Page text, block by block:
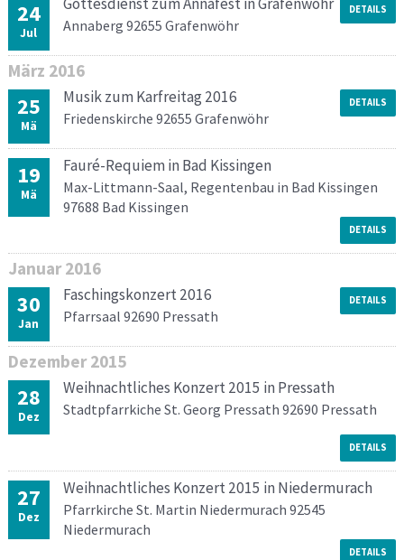
24
Jul
Gottesdienst zum Annafest in Grafenwöhr
Annaberg 92655 Grafenwöhr
DETAILS
März 2016
25
Mä
Musik zum Karfreitag 2016
Friedenskirche 92655 Grafenwöhr
DETAILS
19
Mä
Fauré-Requiem in Bad Kissingen
Max-Littmann-Saal, Regentenbau in Bad Kissingen
97688 Bad Kissingen
DETAILS
Januar 2016
30
Jan
Faschingskonzert 2016
Pfarrsaal 92690 Pressath
DETAILS
Dezember 2015
28
Dez
Weihnachtliches Konzert 2015 in Pressath
Stadtpfarrkiche St. Georg Pressath 92690 Pressath
DETAILS
27
Dez
Weihnachtliches Konzert 2015 in Niedermurach
Pfarrkirche St. Martin Niedermurach 92545
Niedermurach
DETAILS